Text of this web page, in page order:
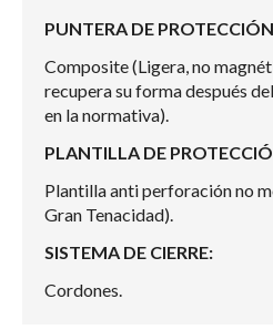
PUNTERA DE
Composite (Ligera, no
recupera su forma después
en la normativa).
PLANTILLA DE
Plantilla anti perforación no
Gran Tenacidad).
SISTEMA DE CIERRE:
Cordones.